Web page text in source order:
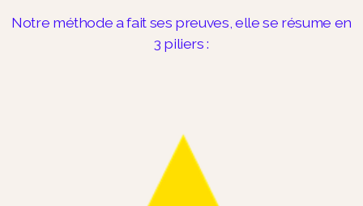
Notre méthode a fait ses preuves, elle se résume en
3 piliers :